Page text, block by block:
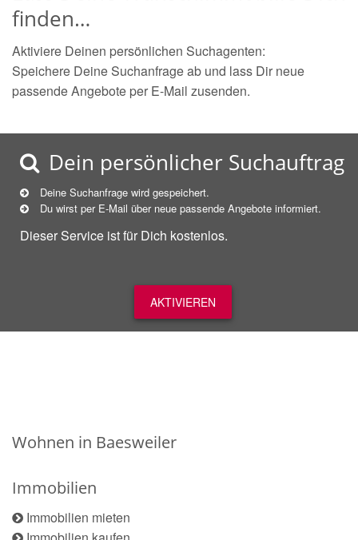
finden…
Aktiviere Deinen persönlichen Suchagenten:
Speichere Deine Suchanfrage ab und lass Dir neue
passende Angebote per E-Mail zusenden.
Dein persönlicher Suchauftrag
Deine Suchanfrage wird gespeichert.
Du wirst per E-Mail über neue passende Angebote informiert.
Dieser Service ist für Dich kostenlos.
AKTIVIEREN
Wohnen in Baesweiler
Immobilien
Immobilien mieten